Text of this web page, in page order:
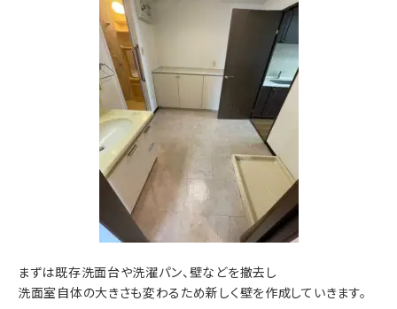
まずは既存洗面台や洗濯パン、壁などを撤去し
洗面室自体の大きさも変わるため新しく壁を作成していきます。